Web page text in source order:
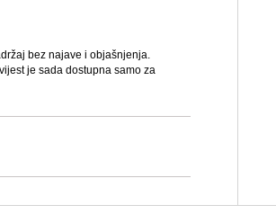
bez najave i objašnjenja.
je sada dostupna samo za